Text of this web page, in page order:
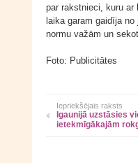
par rakstnieci, kuru
laika garam gaidīja
normu važām un
Foto: Publicitātes
Iepriekšējais raksts
Igaunijā uzstāsies
ietekmīgākajām